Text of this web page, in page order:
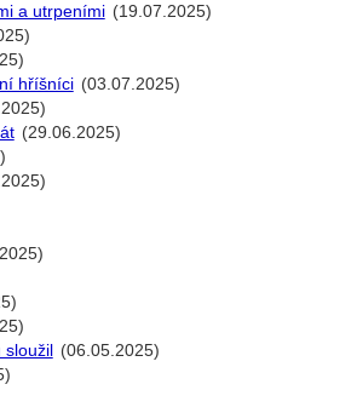
a utrpeními (19.07.2025)
hříšníci (03.07.2025)
(29.06.2025)
(06.05.2025)